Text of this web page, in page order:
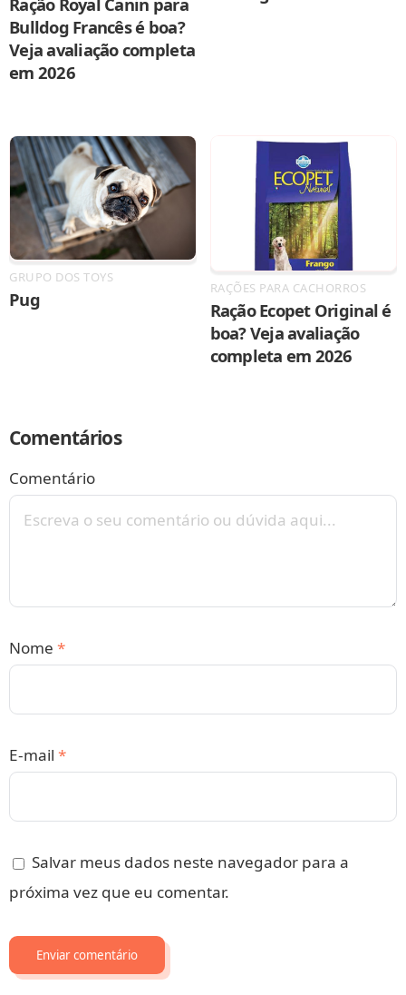
Bulldog Francês é boa?
Veja avaliação completa
em 2026
GRUPO DOS TOYS
Pug
RAÇÕES PARA CACHORROS
Ração Ecopet Original é
boa? Veja avaliação
completa em 2026
Comentários
Comentário
Nome *
E-mail *
Salvar meus dados neste navegador para a
próxima vez que eu comentar.